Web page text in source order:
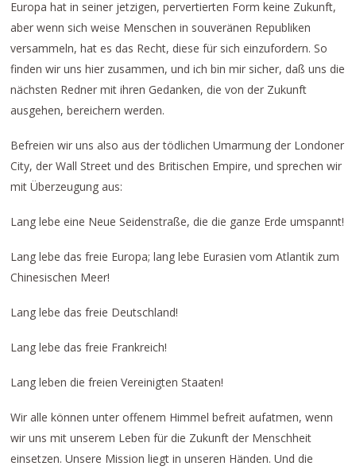
Europa hat in seiner jetzigen, pervertierten Form keine Zukunft,
aber wenn sich weise Menschen in souveränen Republiken
versammeln, hat es das Recht, diese für sich einzufordern. So
finden wir uns hier zusammen, und ich bin mir sicher, daß uns die
nächsten Redner mit ihren Gedanken, die von der Zukunft
ausgehen, bereichern werden.
Befreien wir uns also aus der tödlichen Umarmung der Londoner
City, der Wall Street und des Britischen Empire, und sprechen wir
mit Überzeugung aus:
Lang lebe eine Neue Seidenstraße, die die ganze Erde umspannt!
Lang lebe das freie Europa; lang lebe Eurasien vom Atlantik zum
Chinesischen Meer!
Lang lebe das freie Deutschland!
Lang lebe das freie Frankreich!
Lang leben die freien Vereinigten Staaten!
Wir alle können unter offenem Himmel befreit aufatmen, wenn
wir uns mit unserem Leben für die Zukunft der Menschheit
einsetzen. Unsere Mission liegt in unseren Händen. Und die